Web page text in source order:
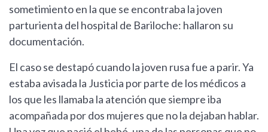
sometimiento en la que se encontraba la joven
parturienta del hospital de Bariloche: hallaron su
documentación.
El caso se destapó cuando la joven rusa fue a parir. Ya
estaba avisada la Justicia por parte de los médicos a
los que les llamaba la atención que siempre iba
acompañada por dos mujeres que no la dejaban hablar.